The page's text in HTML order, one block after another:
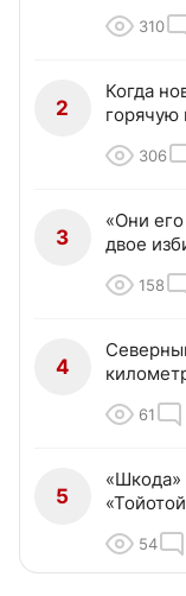
310
2
Когда
горячую
306
3
«Они
двое
158
4
61
5
«Шкода»
54